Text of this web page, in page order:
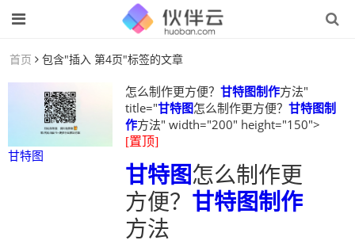
首页 包含"插入 第4页"标签的文章
甘特图
怎么制作更方便？ 甘特图制作方法"
title="甘特图怎么制作更方便？ 甘特图制
作方法" width="200" height="150">
[置顶]
甘特图怎么制作更
方便？ 甘特图制作
方法